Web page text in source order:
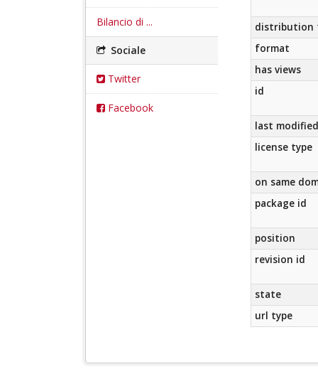
Bilancio di ...
Sociale
Twitter
Facebook
distribution
format
has views
id
last modified
license type
on same
package id
position
revision id
state
url type